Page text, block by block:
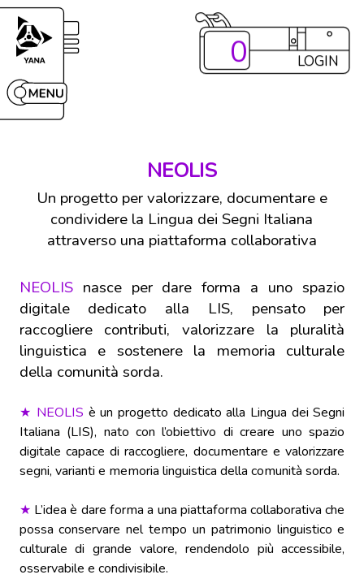
LOGIN
0
NEOLIS
Un progetto per valorizzare, documentare e
condividere la Lingua dei Segni Italiana
attraverso una piattaforma collaborativa
NEOLISnasce per dare forma a uno spazio
digitale dedicato alla LIS, pensato per
raccogliere contributi, valorizzare la pluralità
linguistica e sostenere la memoria culturale
della comunità sorda.
★ NEOLIS è un progetto dedicato alla Lingua dei Segni
Italiana (LIS), nato con l’obiettivo di creare uno spazio
digitale capace di raccogliere, documentare e valorizzare
segni, varianti e memoria linguistica della comunità sorda.
★ L’idea è dare forma a una piattaforma collaborativa che
possa conservare nel tempo un patrimonio linguistico e
culturale di grande valore, rendendolo più accessibile,
osservabile e condivisibile.